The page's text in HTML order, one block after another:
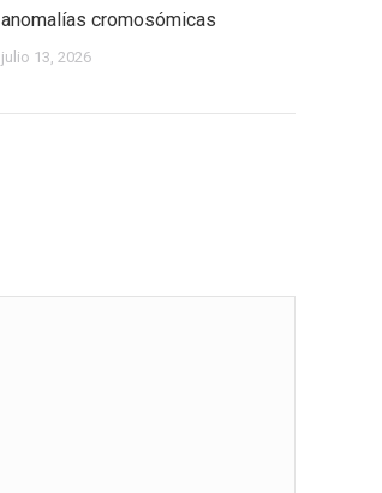
anomalías cromosómicas
julio 13, 2026